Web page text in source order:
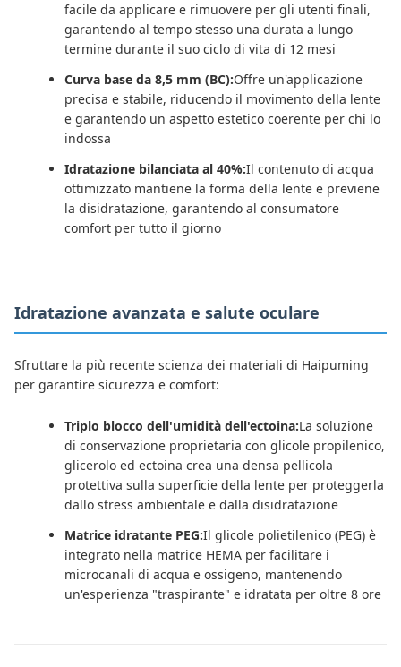
facile da applicare e rimuovere per gli utenti finali,
garantendo al tempo stesso una durata a lungo
termine durante il suo ciclo di vita di 12 mesi
Curva base da 8,5 mm (BC):Offre un'applicazione
precisa e stabile, riducendo il movimento della lente
e garantendo un aspetto estetico coerente per chi lo
indossa
Idratazione bilanciata al 40%:Il contenuto di acqua
ottimizzato mantiene la forma della lente e previene
la disidratazione, garantendo al consumatore
comfort per tutto il giorno
Idratazione avanzata e salute oculare
Sfruttare la più recente scienza dei materiali di Haipuming
per garantire sicurezza e comfort:
Triplo blocco dell'umidità dell'ectoina:La soluzione
di conservazione proprietaria con glicole propilenico,
glicerolo ed ectoina crea una densa pellicola
protettiva sulla superficie della lente per proteggerla
dallo stress ambientale e dalla disidratazione
Matrice idratante PEG:Il glicole polietilenico (PEG) è
integrato nella matrice HEMA per facilitare i
microcanali di acqua e ossigeno, mantenendo
un'esperienza "traspirante" e idratata per oltre 8 ore